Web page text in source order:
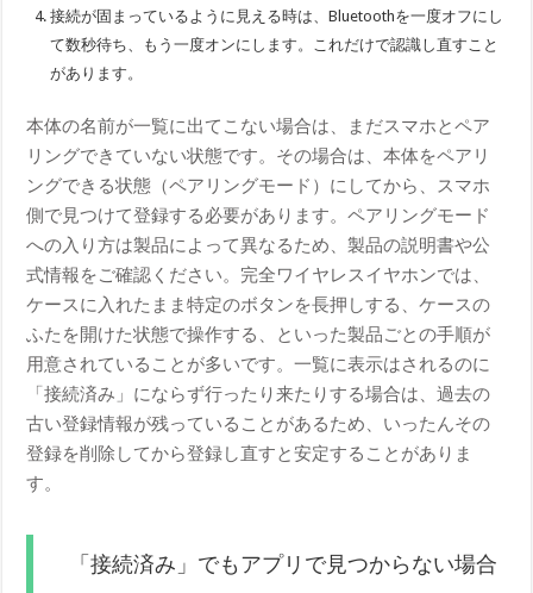
接続が固まっているように見える時は、Bluetoothを一度オフにし
て数秒待ち、もう一度オンにします。これだけで認識し直すこと
があります。
本体の名前が一覧に出てこない場合は、まだスマホとペア
リングできていない状態です。その場合は、本体をペアリ
ングできる状態（ペアリングモード）にしてから、スマホ
側で見つけて登録する必要があります。ペアリングモード
への入り方は製品によって異なるため、製品の説明書や公
式情報をご確認ください。完全ワイヤレスイヤホンでは、
ケースに入れたまま特定のボタンを長押しする、ケースの
ふたを開けた状態で操作する、といった製品ごとの手順が
用意されていることが多いです。一覧に表示はされるのに
「接続済み」にならず行ったり来たりする場合は、過去の
古い登録情報が残っていることがあるため、いったんその
登録を削除してから登録し直すと安定することがありま
す。
「接続済み」でもアプリで見つからない場合